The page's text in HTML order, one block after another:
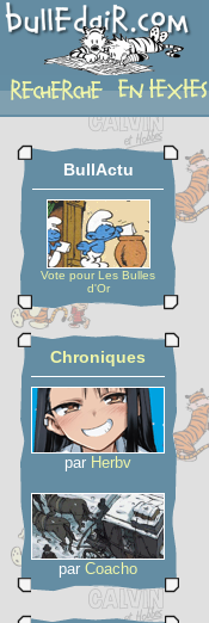
album
BullActu
Vote pour Les Bulles
d'Or
Chroniques
par Herbv
par Coacho